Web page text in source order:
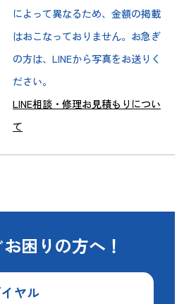
によって異なるため、金額の掲載
はおこなっておりません。お急ぎ
の方は、LINEから写真をお送りく
ださい。
LINE相談・修理お見積もりについ
て
お困りの方へ！
ヤル